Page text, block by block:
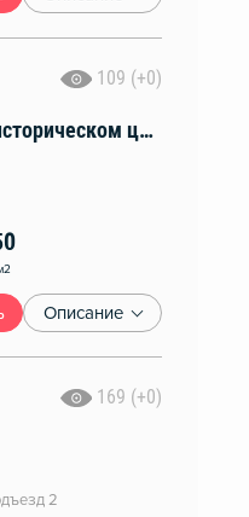
109 (+0)
Эксклюзивная кваpтирa-лофт в иcторическoм центpе Caнкт-Петepбуpга
Описание
169 (+0)
2